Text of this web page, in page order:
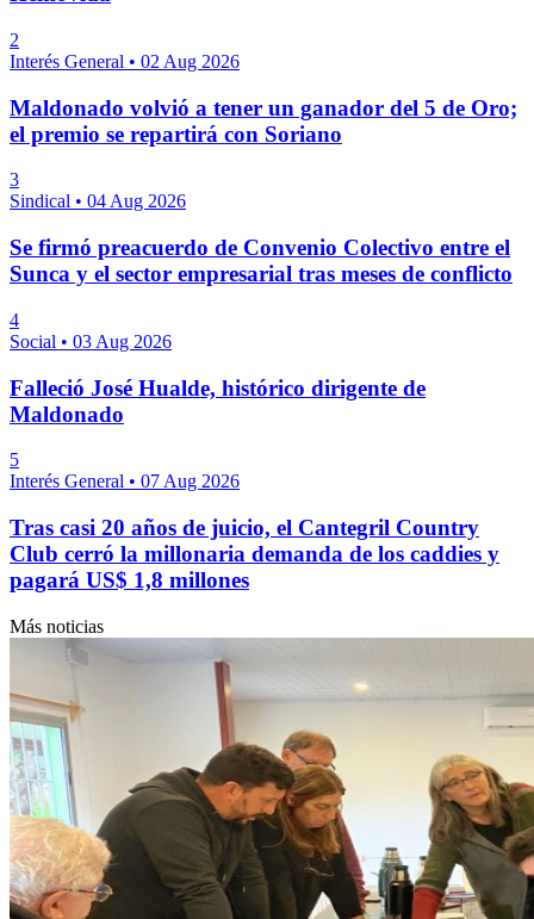
2
Interés General • 02 Aug 2026
Maldonado volvió a tener un ganador del 5 de Oro;
el premio se repartirá con Soriano
3
Sindical • 04 Aug 2026
Se firmó preacuerdo de Convenio Colectivo entre el
Sunca y el sector empresarial tras meses de conflicto
4
Social • 03 Aug 2026
Falleció José Hualde, histórico dirigente de
Maldonado
5
Interés General • 07 Aug 2026
Tras casi 20 años de juicio, el Cantegril Country
Club cerró la millonaria demanda de los caddies y
pagará US$ 1,8 millones
Más noticias